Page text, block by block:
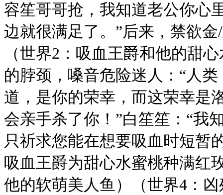
容笙哥哥抢，我知道老公你心
边就很满足了。”后来，禁欲
（世界2：吸血王爵和他的甜
的脖颈，嗓音危险迷人：“人
道，是你的荣幸，而这荣幸是
会亲手杀了你！”白笙笙：“我
只祈求您能在想要吸血时短暂
吸血王爵为甜心水蜜桃种满
他的软萌美人鱼）（世界4：